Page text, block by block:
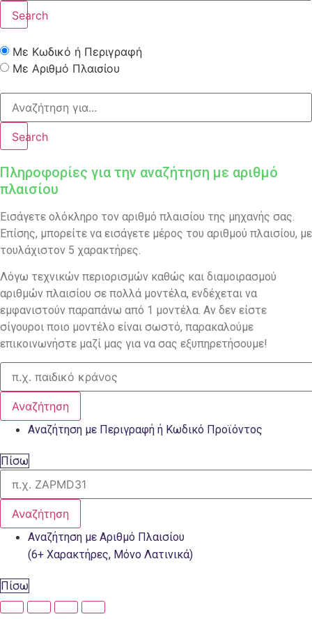
Search
Με Κωδικό ή Περιγραφή
Με Αριθμό Πλαισίου
Search
Πληροφορίες για την αναζήτηση με αριθμό
πλαισίου
Εισάγετε ολόκληρο τον αριθμό πλαισίου της μηχανής σας.
Επίσης, μπορείτε να εισάγετε μέρος του αριθμού πλαισίου, με
τουλάχιστον 5 χαρακτήρες.
Λόγω τεχνικών περιορισμών καθώς και διαμοιρασμού
αριθμών πλαισίου σε πολλά μοντέλα, ενδέχεται να
εμφανιστούν παραπάνω από 1 μοντέλα. Αν δεν είστε
σίγουροι ποιο μοντέλο είναι σωστό, παρακαλούμε
επικοινωνήστε μαζί μας για να σας εξυπηρετήσουμε!
Αναζήτηση
Αναζήτηση με Περιγραφή ή Κωδικό Προϊόντος
Πίσω
Αναζήτηση
Αναζήτηση με Αριθμό Πλαισίου
(6+ Χαρακτήρες, Μόνο Λατινικά)
Πίσω